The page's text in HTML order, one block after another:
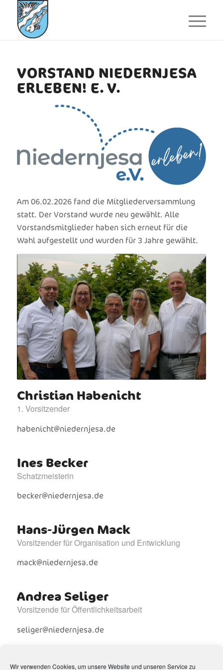
Wir verwenden Cookies, um unsere Website und unseren Service zu
VORSTAND NIEDERNJESA
ERLEBEN! E. V.
Am 06.02.2026 fand die Mitgliederversammlung
statt. Der Vorstand wurde neu gewählt. Alle
Vorstandsmitglieder haben sich erneut für die
Wahl aufgestellt und wurden für 3 Jahre gewählt.
Christian Habenicht
1. Vorsitzender
habenicht@niedernjesa.de
Ines Becker
Schatzmeisterin
becker@niedernjesa.de
Hans-Jürgen Mack
Vorsitzender für Organisation und Entwicklung
mack@niedernjesa.de
Andrea Seliger
Vorsitzende für Öffentlichkeitsarbeit
seliger@niedernjesa.de
Stephan Köwing